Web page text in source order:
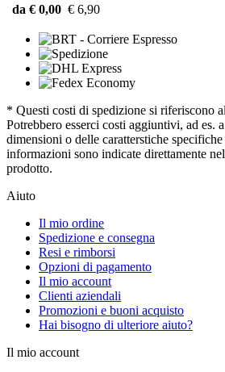
da € 0,00 € 6,90
* Questi costi di spedizione si riferiscono
Potrebbero esserci costi aggiuntivi, ad es.
dimensioni o delle caratterstiche
informazioni sono indicate direttamente
prodotto.
Aiuto
Il mio ordine
Spedizione e consegna
Resi e rimborsi
Opzioni di pagamento
Il mio account
Clienti aziendali
Promozioni e buoni acquisto
Hai bisogno di ulteriore aiuto?
Il mio account